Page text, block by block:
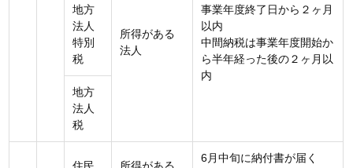
所得がある
法人
事業年度終了日から２ヶ月
以内
中間納税は事業年度開始か
ら半年経った後の２ヶ月以
内
地方
法人
特別
税
地方
法人
税
住民
所得がある
6月中旬に納付書が届く